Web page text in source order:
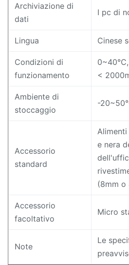
Archiviazione di
dati
I pc di
Lingua Cinese
Condizioni di
funzionamento
0~40℃,
<
Ambiente di
stoccaggio
-
Accessorio
standard
e nera
(8mm o
Accessorio
facoltativo
Micro
Note
Le